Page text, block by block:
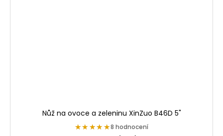
Nůž na ovoce a zeleninu XinZuo B46D 5"
★★★★★
★★★★★8 hodnocení